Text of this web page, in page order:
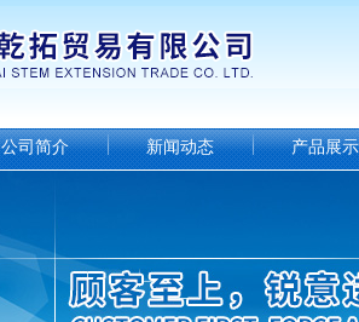
公司简介 新闻动态 产品展示